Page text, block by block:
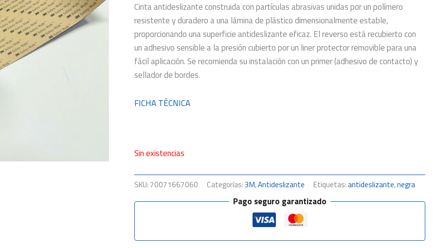
Cinta antideslizante construida con partículas abrasivas unidas por un polímero
resistente y duradero a una lámina de plástico dimensionalmente estable,
proporcionando una superficie antideslizante eficaz. El reverso está recubierto con
un adhesivo sensible a la presión cubierto por un liner protector removible para una
fácil aplicación. Se recomienda su instalación con un primer (adhesivo de contacto) y
sellador de bordes.
FICHA TÉCNICA
Sin existencias
SKU:70071667060 Categorías:3M,Antideslizante Etiquetas:antideslizante,negra
Pago seguro garantizado